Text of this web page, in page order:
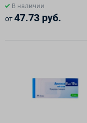
В наличии
от47.73 руб.